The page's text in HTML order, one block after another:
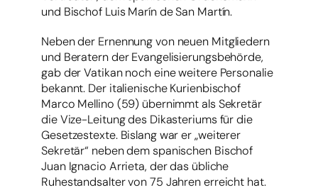
und Bischof Luis Marín de San Martín.
Neben der Ernennung von neuen Mitgliedern
und Beratern der Evangelisierungsbehörde,
gab der Vatikan noch eine weitere Personalie
bekannt. Der italienische Kurienbischof
Marco Mellino (59) übernimmt als Sekretär
die Vize-Leitung des Dikasteriums für die
Gesetzestexte. Bislang war er „weiterer
Sekretär“ neben dem spanischen Bischof
Juan Ignacio Arrieta, der das übliche
Ruhestandsalter von 75 Jahren erreicht hat.